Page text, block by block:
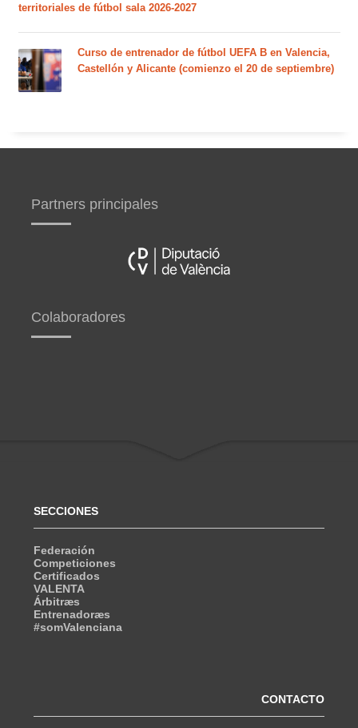
territoriales de fútbol sala 2026-2027
Curso de entrenador de fútbol UEFA B en Valencia,
Castellón y Alicante (comienzo el 20 de septiembre)
Partners principales
Colaboradores
SECCIONES
Federación
Competiciones
Certificados
VALENTA
Árbitræs
Entrenadoræs
#somValenciana
CONTACTO